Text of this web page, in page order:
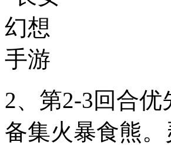
2、第2-3回合
备集火暴食熊